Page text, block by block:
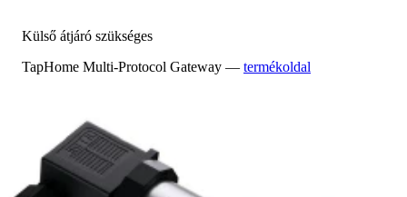
Külső átjáró szükséges
TapHome Multi-Protocol Gateway — termékoldal